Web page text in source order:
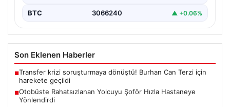
BTC 3066240 ▲ +0.06%
Son Eklenen Haberler
■Transfer krizi soruşturmaya dönüştü! Burhan Can Terzi için
harekete geçildi
■Otobüste Rahatsızlanan Yolcuyu Şoför Hızla Hastaneye
Yönlendirdi